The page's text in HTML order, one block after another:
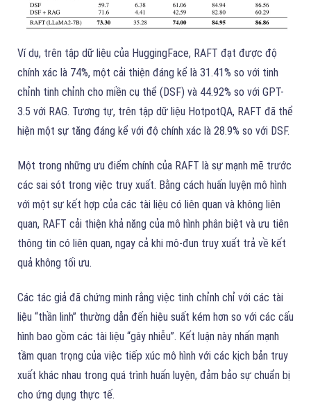
Ví dụ, trên tập dữ liệu của HuggingFace, RAFT đạt được độ
chính xác là 74%, một cải thiện đáng kể là 31.41% so với tinh
chỉnh tinh chỉnh cho miền cụ thể (DSF) và 44.92% so với GPT-
3.5 với RAG. Tương tự, trên tập dữ liệu HotpotQA, RAFT đã thể
hiện một sự tăng đáng kể với độ chính xác là 28.9% so với DSF.
Một trong những ưu điểm chính của RAFT là sự mạnh mẽ trước
các sai sót trong việc truy xuất. Bằng cách huấn luyện mô hình
với một sự kết hợp của các tài liệu có liên quan và không liên
quan, RAFT cải thiện khả năng của mô hình phân biệt và ưu tiên
thông tin có liên quan, ngay cả khi mô-đun truy xuất trả về kết
quả không tối ưu.
Các tác giả đã chứng minh rằng việc tinh chỉnh chỉ với các tài
liệu “thần linh” thường dẫn đến hiệu suất kém hơn so với các cấu
hình bao gồm các tài liệu “gây nhiễu”. Kết luận này nhấn mạnh
tầm quan trọng của việc tiếp xúc mô hình với các kịch bản truy
xuất khác nhau trong quá trình huấn luyện, đảm bảo sự chuẩn bị
cho ứng dụng thực tế.